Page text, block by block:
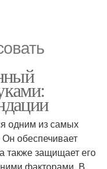
одним из самых
обеспечивает
также защищает его